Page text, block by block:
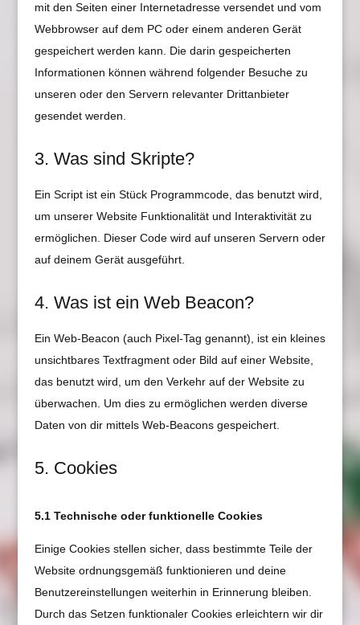
mit den Seiten einer Internetadresse versendet und vom
Webbrowser auf dem PC oder einem anderen Gerät
gespeichert werden kann. Die darin gespeicherten
Informationen können während folgender Besuche zu
unseren oder den Servern relevanter Drittanbieter
gesendet werden.
3. Was sind Skripte?
Ein Script ist ein Stück Programmcode, das benutzt wird,
um unserer Website Funktionalität und Interaktivität zu
ermöglichen. Dieser Code wird auf unseren Servern oder
auf deinem Gerät ausgeführt.
4. Was ist ein Web Beacon?
Ein Web-Beacon (auch Pixel-Tag genannt), ist ein kleines
unsichtbares Textfragment oder Bild auf einer Website,
das benutzt wird, um den Verkehr auf der Website zu
überwachen. Um dies zu ermöglichen werden diverse
Daten von dir mittels Web-Beacons gespeichert.
5. Cookies
5.1 Technische oder funktionelle Cookies
Einige Cookies stellen sicher, dass bestimmte Teile der
Website ordnungsgemäß funktionieren und deine
Benutzereinstellungen weiterhin in Erinnerung bleiben.
Durch das Setzen funktionaler Cookies erleichtern wir dir